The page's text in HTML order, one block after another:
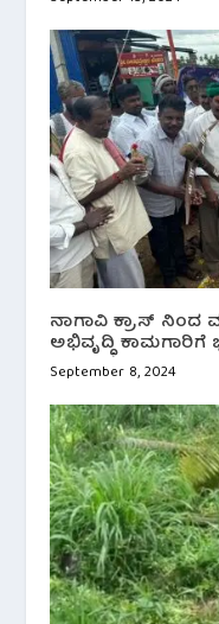
ನಾಗಾವಿ ಕ್ರಾಸ್ ನಿಂದ
ಅಭಿವೃದ್ಧಿ
September 8, 2024